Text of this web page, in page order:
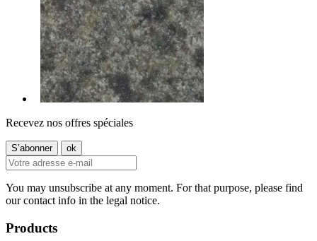
Recevez nos offres spéciales
You may unsubscribe at any moment. For that purpose, please find
our contact info in the legal notice.
Products